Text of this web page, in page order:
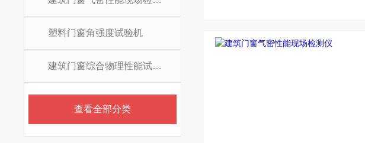
塑料门窗角强度试验机
建筑门窗综合物理性能试验机
查看全部分类